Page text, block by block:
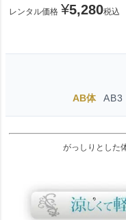
レンタル価格 ¥5,280税込
AB体 AB3
がっしりとした